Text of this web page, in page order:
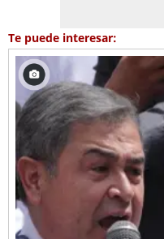
Te puede interesar: